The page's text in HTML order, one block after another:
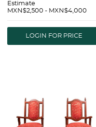
firma REYES Y
en madera. Cubierta
rectangular abatible,
Estimate
MXN$2,500 - MXN$4,000
LOGIN FOR PRICE